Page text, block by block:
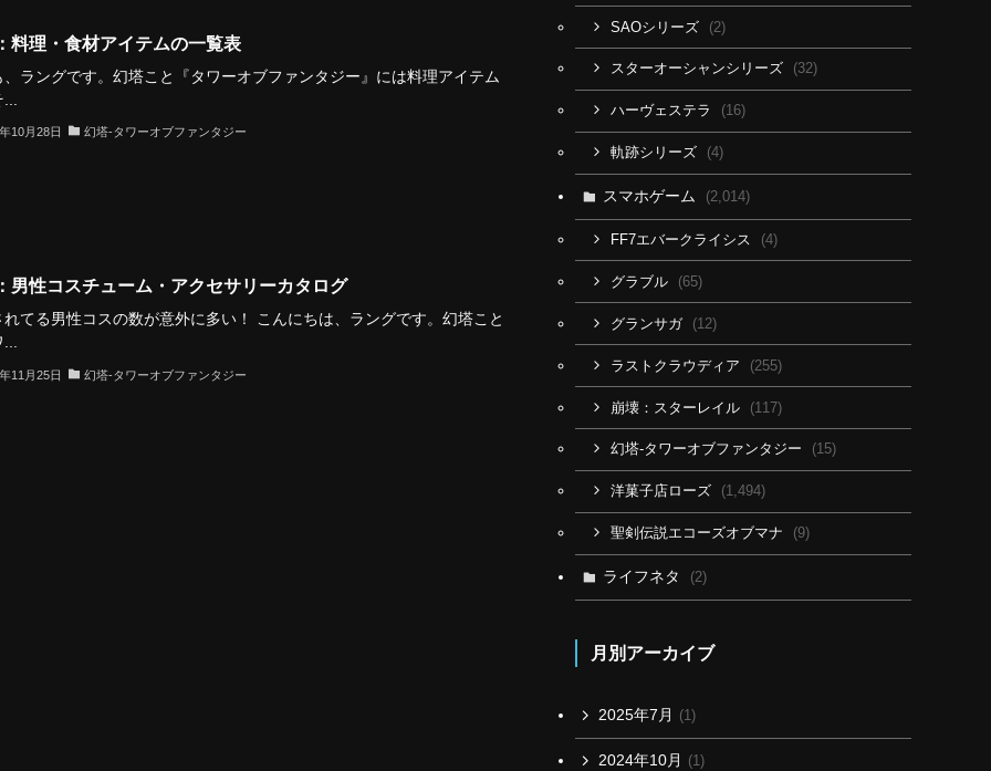
料理・食材アイテムの一覧表
、ラングです。幻塔こと『タワーオブファンタジー』には料理アイテム
10月28日 幻塔-タワーオブファンタジー
男性コスチューム・アクセサリーカタログ
れてる男性コスの数が意外に多い！ こんにちは、ラングです。幻塔こと
...
11月25日 幻塔-タワーオブファンタジー
SAOシリーズ (2)
スターオーシャンシリーズ (32)
ハーヴェステラ (16)
軌跡シリーズ (4)
スマホゲーム (2,014)
FF7エバークライシス (4)
グラブル (65)
グランサガ (12)
ラストクラウディア (255)
崩壊：スターレイル (117)
幻塔-タワーオブファンタジー (15)
洋菓子店ローズ (1,494)
聖剣伝説エコーズオブマナ (9)
ライフネタ (2)
月別アーカイブ
2025年7月 (1)
2024年10月 (1)